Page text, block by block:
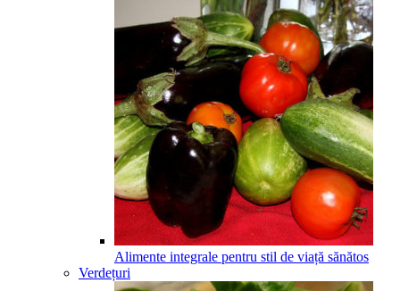
Alimente integrale pentru stil de viață sănătos
Verdețuri